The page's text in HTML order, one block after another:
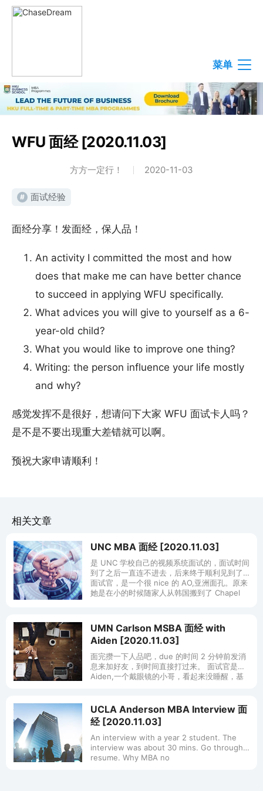
菜单
WFU 面经 [2020.11.03]
方方一定行！ 2020-11-03
# 面试经验
面经分享！发面经，保人品！
An activity I committed the most and how
does that make me can have better chance
to succeed in applying WFU specifically.
What advices you will give to yourself as a 6-
year-old child?
What you would like to improve one thing?
Writing: the person influence your life mostly
and why?
感觉发挥不是很好，想请问下大家 WFU 面试卡人吗？
是不是不要出现重大差错就可以啊。
预祝大家申请顺利！
相关文章
UNC MBA 面经 [2020.11.03]
是 UNC 学校自己的视频系统面试的，面试时间
到了之后一直连不进去，后来终于顺利见到了
面试官，是一个很 nice 的 AO,亚洲面孔。原来
她是在小的时候随家人从韩国搬到了 Chapel
Hill.她
UMN Carlson MSBA 面经 with
Aiden [2020.11.03]
面完攒一下人品吧，due 的时间 2 分钟前发消
息来加好友，到时间直接打过来。 面试官是
Aiden,一个戴眼镜的小哥，看起来没睡醒，基
UCLA Anderson MBA Interview 面
经 [2020.11.03]
An interview with a year 2 student. The
interview was about 30 mins. Go through
resume. Why MBA no